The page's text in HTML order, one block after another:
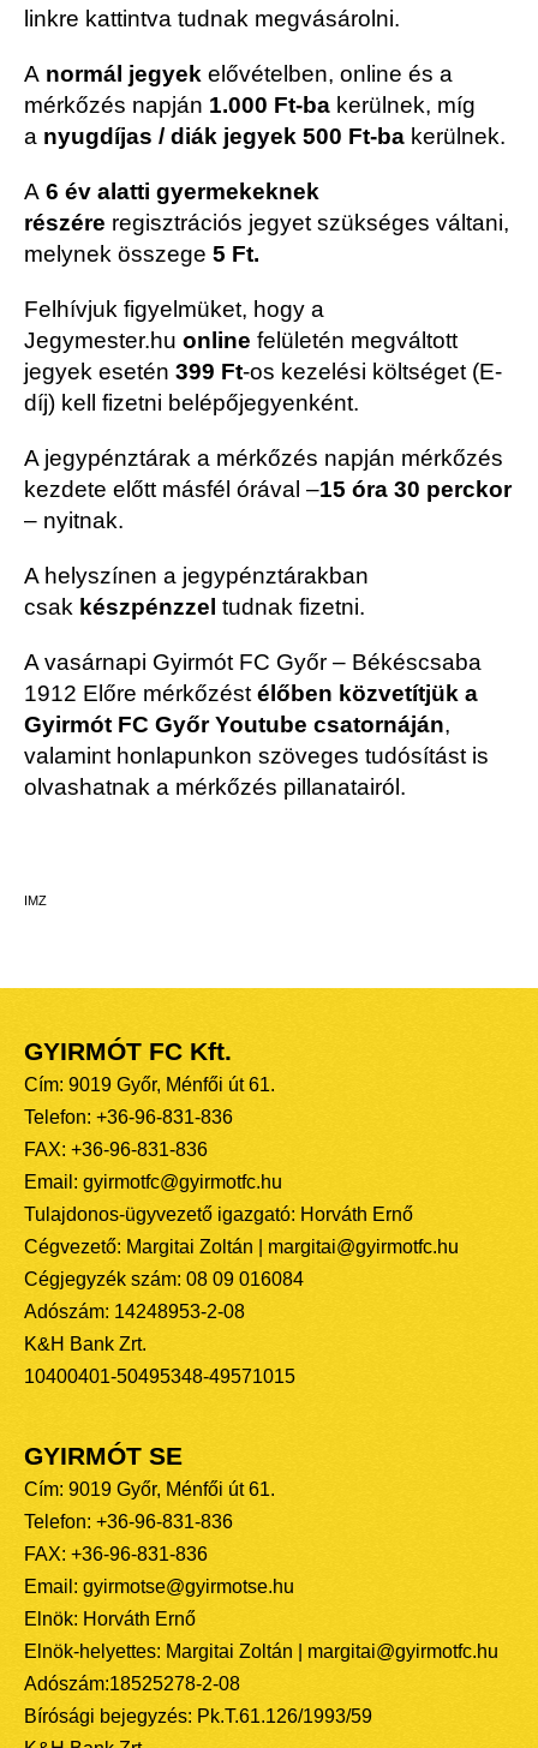
linkre kattintva tudnak megvásárolni.
A normál jegyek elővételben, online és a
mérkőzés napján 1.000 Ft-ba kerülnek, míg
a nyugdíjas / diák jegyek 500 Ft-ba kerülnek.
A 6 év alatti gyermekeknek
részére regisztrációs jegyet szükséges váltani,
melynek összege 5 Ft.
Felhívjuk figyelmüket, hogy a
Jegymester.hu online felületén megváltott
jegyek esetén 399 Ft-os kezelési költséget (E-
díj) kell fizetni belépőjegyenként.
A jegypénztárak a mérkőzés napján mérkőzés
kezdete előtt másfél órával –15 óra 30 perckor
– nyitnak.
A helyszínen a jegypénztárakban
csak készpénzzel tudnak fizetni.
A vasárnapi Gyirmót FC Győr – Békéscsaba
1912 Előre mérkőzéstélőben közvetítjük a
Gyirmót FC Győr Youtube csatornáján,
valamint honlapunkon szöveges tudósítást is
olvashatnak a mérkőzés pillanatairól.
IMZ
GYIRMÓT FC Kft.
Cím: 9019 Győr, Ménfői út 61.
Telefon: +36-96-831-836
FAX: +36-96-831-836
Email: gyirmotfc@gyirmotfc.hu
Tulajdonos-ügyvezető igazgató: Horváth Ernő
Cégvezető: Margitai Zoltán | margitai@gyirmotfc.hu
Cégjegyzék szám: 08 09 016084
Adószám: 14248953-2-08
K&H Bank Zrt.
10400401-50495348-49571015
GYIRMÓT SE
Cím: 9019 Győr, Ménfői út 61.
Telefon: +36-96-831-836
FAX: +36-96-831-836
Email: gyirmotse@gyirmotse.hu
Elnök: Horváth Ernő
Elnök-helyettes: Margitai Zoltán | margitai@gyirmotfc.hu
Adószám:18525278-2-08
Bírósági bejegyzés: Pk.T.61.126/1993/59